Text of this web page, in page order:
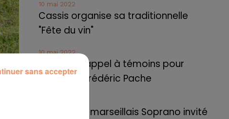
10 mai 2022
Cassis organise sa traditionnelle
"Fête du vin"
10 mai 2022
Marseille : appel à témoins pour
retrouver Frédéric Pache
Le rappeur marseillais Soprano invité
sans accepter